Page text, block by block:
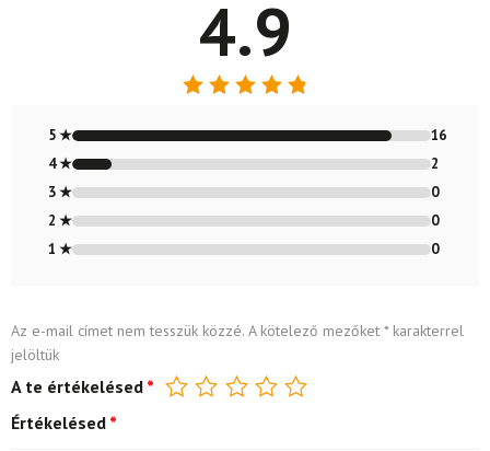
4.9
4.89/ 5
5 ★
16
4 ★
2
3 ★
0
2 ★
0
1 ★
0
Az e-mail címet nem tesszük közzé. A kötelező mezőket *karakterrel
jelöltük
A te értékelésed *
Értékelésed *